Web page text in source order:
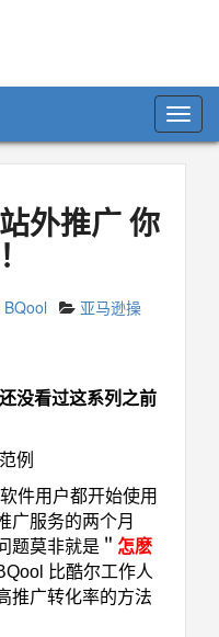
外推广 你
BQool
亚马逊操
没看过这系列之前
例
件用户都开始使用
广服务的两个月
题莫非就是＂ 怎麽
比酷尔工作人
推广转化率的方法